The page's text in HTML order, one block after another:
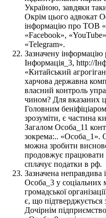
Україною, завдяки
Окрім цього адвокат
інформацію про ТОВ
«Facebook»,
«Telegram».
Зазначену
Інформація_3, http://
«Китайський
харчова державна
власний контроль
чином? Для вказаних
Головним
зрозуміти, є частина
Загалом Особа_11
зокрема:.. «Особа_1».
можна зробити
продовжує працювати
сплачує податки в рф.
Зазначена неправдива
Особа_3 у соціальних
громадської
є, що підтверджується
Дочірнім